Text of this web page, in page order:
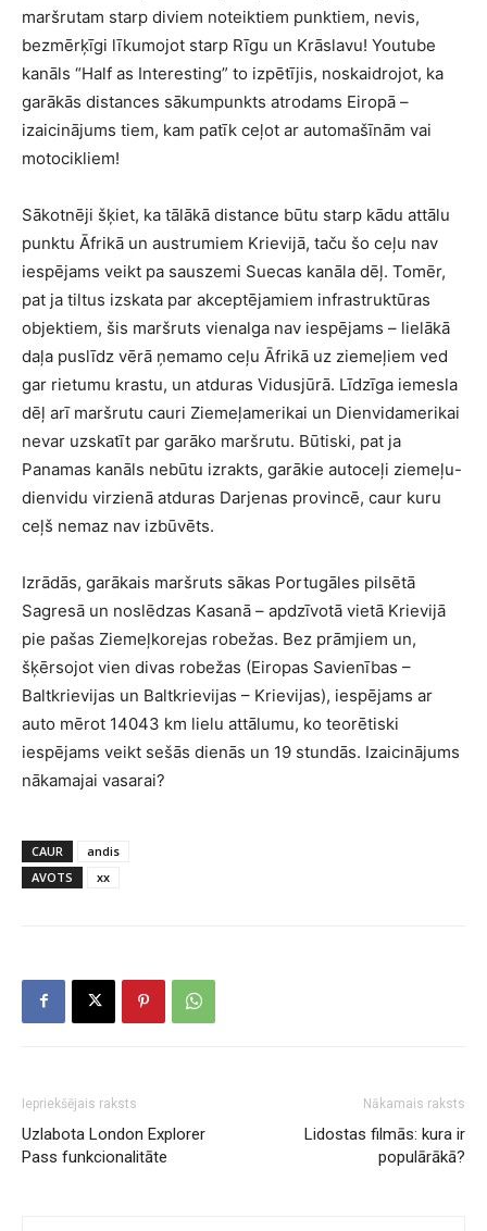
maršrutam starp diviem noteiktiem punktiem, nevis,
bezmērķīgi līkumojot starp Rīgu un Krāslavu! Youtube
kanāls “Half as Interesting” to izpētījis, noskaidrojot, ka
garākās distances sākumpunkts atrodams Eiropā –
izaicinājums tiem, kam patīk ceļot ar automašīnām vai
motocikliem!
Sākotnēji šķiet, ka tālākā distance būtu starp kādu attālu
punktu Āfrikā un austrumiem Krievijā, taču šo ceļu nav
iespējams veikt pa sauszemi Suecas kanāla dēļ. Tomēr,
pat ja tiltus izskata par akceptējamiem infrastruktūras
objektiem, šis maršruts vienalga nav iespējams – lielākā
daļa puslīdz vērā ņemamo ceļu Āfrikā uz ziemeļiem ved
gar rietumu krastu, un atduras Vidusjūrā. Līdzīga iemesla
dēļ arī maršrutu cauri Ziemeļamerikai un Dienvidamerikai
nevar uzskatīt par garāko maršrutu. Būtiski, pat ja
Panamas kanāls nebūtu izrakts, garākie autoceļi ziemeļu-
dienvidu virzienā atduras Darjenas provincē, caur kuru
ceļš nemaz nav izbūvēts.
Izrādās, garākais maršruts sākas Portugāles pilsētā
Sagresā un noslēdzas Kasanā – apdzīvotā vietā Krievijā
pie pašas Ziemeļkorejas robežas. Bez prāmjiem un,
šķērsojot vien divas robežas (Eiropas Savienības –
Baltkrievijas un Baltkrievijas – Krievijas), iespējams ar
auto mērot 14043 km lielu attālumu, ko teorētiski
iespējams veikt sešās dienās un 19 stundās. Izaicinājums
nākamajai vasarai?
CAUR
andis
AVOTS
xx
Iepriekšējais raksts
Uzlabota London Explorer
Pass funkcionalitāte
Nākamais raksts
Lidostas filmās: kura ir
populārākā?